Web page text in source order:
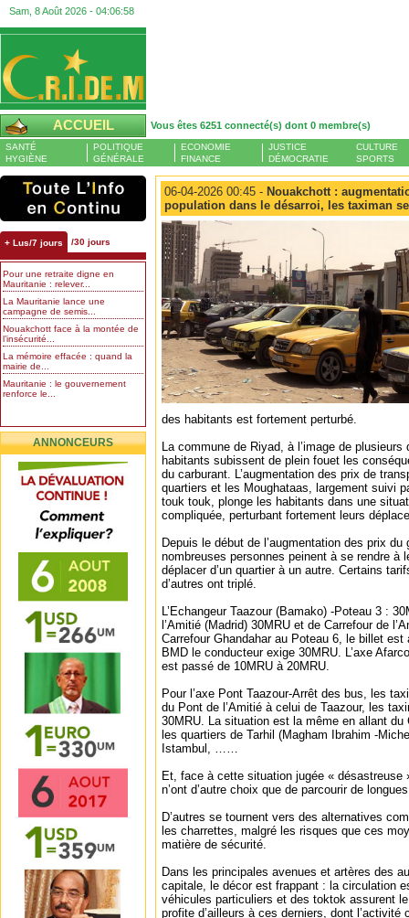
Sam, 8 Août 2026 - 04:06:59
ACCUEIL Vous êtes 6251 connecté(s) dont 0 membre(s)
SANTÉ
HYGIÈNE
POLITIQUE
GÉNÉRALE
ECONOMIE
FINANCE
JUSTICE
DÉMOCRATIE
CULTURE
SPORTS
+ Lus/7 jours /30 jours
Pour une retraite digne en
Mauritanie : relever...
La Mauritanie lance une
campagne de semis...
Nouakchott face à la montée de
l’insécurité...
La mémoire effacée : quand la
mairie de...
Mauritanie : le gouvernement
renforce le...
ANNONCEURS
06-04-2026 00:45 - Nouakchott :
population dans le désarroi, les taximan
des habitants est fortement perturbé.
La commune de Riyad, à l’image de
habitants subissent de plein fouet les
du carburant. L’augmentation des prix de
quartiers et les Moughataas, largement suivi
touk touk, plonge les habitants dans une
compliquée, perturbant fortement leurs
Depuis le début de l’augmentation des prix du
nombreuses personnes peinent à se rendre à
déplacer d’un quartier à un autre. Certains
d’autres ont triplé.
L’Echangeur Taazour (Bamako) -Poteau 3 :
l’Amitié (Madrid) 30MRU et de Carrefour de
Carrefour Ghandahar au Poteau 6, le billet
BMD le conducteur exige 30MRU. L’axe
est passé de 10MRU à 20MRU.
Pour l’axe Pont Taazour-Arrêt des bus, les
du Pont de l’Amitié à celui de Taazour, les
30MRU. La situation est la même en allant du
les quartiers de Tarhil (Magham Ibrahim -
Istambul, ……
Et, face à cette situation jugée « désastreuse
n’ont d’autre choix que de parcourir de
D’autres se tournent vers des alternatives
les charrettes, malgré les risques que ces
matière de sécurité.
Dans les principales avenues et artères des
capitale, le décor est frappant : la circulation
véhicules particuliers et des toktok assurent
profite d’ailleurs à ces derniers, dont l’activité